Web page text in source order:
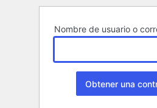
Nombre de usuario o